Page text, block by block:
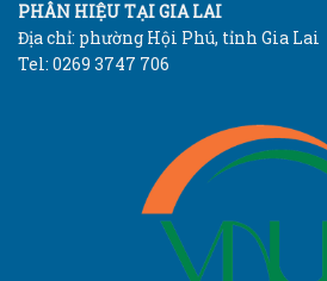
PHÂN HIỆU TẠI GIA LAI
Địa chỉ: phường Hội Phú, tỉnh Gia Lai
Tel: 0269 3747 706